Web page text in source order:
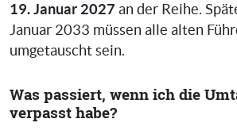
19. Januar 2027 an der Reihe.
Januar 2033 müssen alle alten
umgetauscht sein.
Was passiert, wenn ich die
verpasst habe?